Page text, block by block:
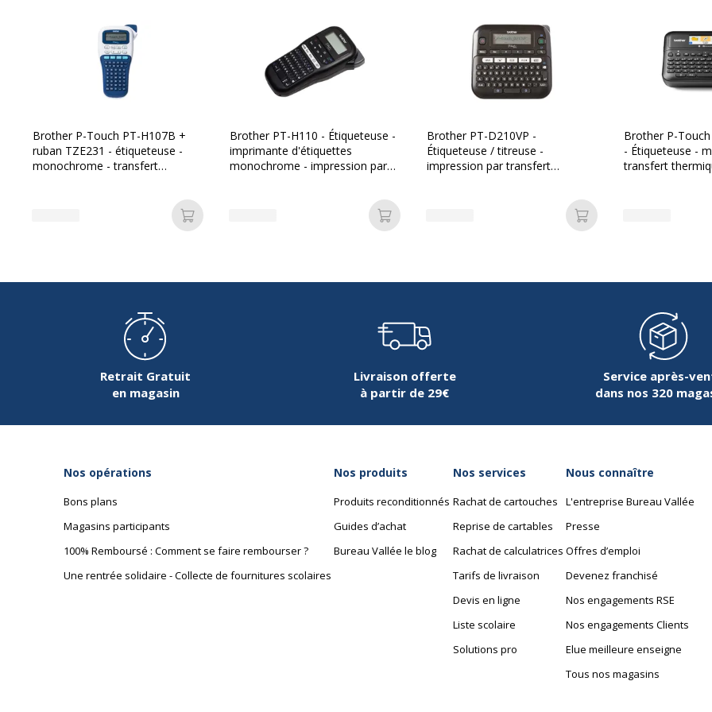
Impressions répétitives
connectivité
Nombre de lignes
Prêt au sans-fil
Résolution des
Résolution maximale
noir et blanc
Système d'exploitation
requis
Brother P-Touch PT-H107B +
ruban TZE231 - étiqueteuse -
monochrome - transfert
Ajouter au panier
Brother PT-H110 - Étiqueteuse -
imprimante d'étiquettes
monochrome - impression par
Ajouter au panier
Brother PT-D210VP -
Étiqueteuse / titreuse -
impression par transfert
Ajouter au panier
Brother P-
- Étiqueteuse -
transfert
Retrait Gratuit
en magasin
Livraison offerte
à partir de 29€
Service après-
dans nos 320
Nos opérations
Bons plans
Magasins participants
100% Remboursé : Comment se faire rembourser ?
Une rentrée solidaire - Collecte de fournitures scolaires
Nos produits
Produits reconditionnés
Guides d’achat
Bureau Vallée le blog
Nos services
Rachat de cartouches
Reprise de cartables
Rachat de calculatrices
Tarifs de livraison
Devis en ligne
Liste scolaire
Solutions pro
Nous connaître
L'entreprise Bureau Vallée
Presse
Offres d’emploi
Devenez franchisé
Nos engagements RSE
Nos engagements Clients
Elue meilleure enseigne
Tous nos magasins